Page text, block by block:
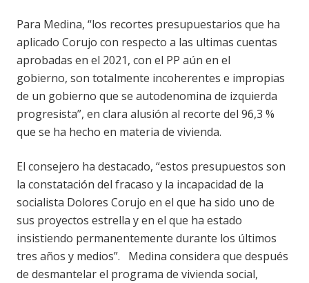
Para Medina, “los recortes presupuestarios que ha
aplicado Corujo con respecto a las ultimas cuentas
aprobadas en el 2021, con el PP aún en el
gobierno, son totalmente incoherentes e impropias
de un gobierno que se autodenomina de izquierda
progresista”, en clara alusión al recorte del 96,3 %
que se ha hecho en materia de vivienda.
El consejero ha destacado, “estos presupuestos son
la constatación del fracaso y la incapacidad de la
socialista Dolores Corujo en el que ha sido uno de
sus proyectos estrella y en el que ha estado
insistiendo permanentemente durante los últimos
tres años y medios”. Medina considera que después
de desmantelar el programa de vivienda social,